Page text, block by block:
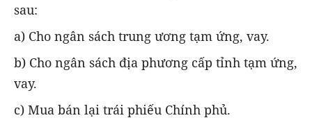
sau:
a) Cho ngân sách trung ương tạm ứng, vay.
b) Cho ngân sách địa phương cấp tỉnh tạm ứng,
vay.
c) Mua bán lại trái phiếu Chính phủ.